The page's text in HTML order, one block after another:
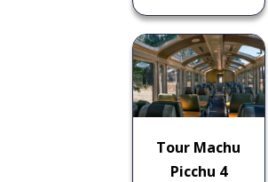
Tour Machu
Picchu 4